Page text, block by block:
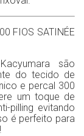
FIOS SATINÉE
são
do tecido de
e percal 300
um toque de
pilling evitando
é perfeito para